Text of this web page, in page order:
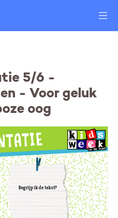
5/6 -
- Voor geluk
oog
Begrijp ik de tekst?